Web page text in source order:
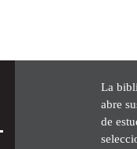
La
abre
de